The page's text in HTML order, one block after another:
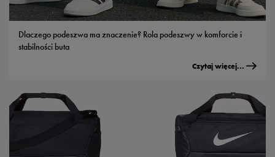
Dlaczego podeszwa ma znaczenie? Rola podeszwy w komforcie i
stabilności buta
Czytaj więcej...